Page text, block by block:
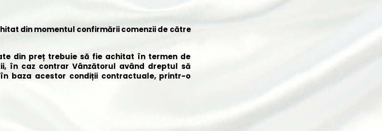
din momentul confirmării comenzii de către
din preț trebuie să fie achitat în termen de
în caz contrar Vânzătorul având dreptul să
baza acestor condiții contractuale, printr-o